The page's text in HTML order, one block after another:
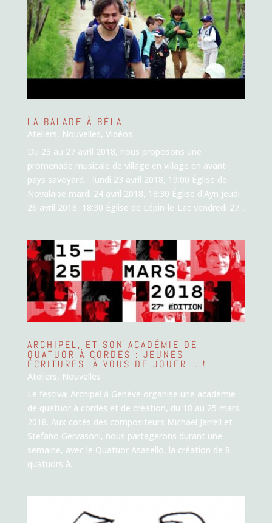
LA BALADE À BÉLA
Ateliers, Nouvelles, Vidéos
Du 23 au 27 avril 2018, nous proposons une
promenade musicale de village en village en avant-
pays savoyard. lundi 23 avril 2018, 19:00 Église de
Novalaise mardi 24 avril 2018, 18:30 Église d'Ayn jeudi
26 avril 2018, 18:30 Église de Lépin-le-Lac vendredi 27...
ARCHIPEL, ET SON ACADÉMIE DE
QUATUOR À CORDES : JEUNES
ÉCRITURES, À VOUS DE JOUER .. !
Ateliers, Nouvelles
Le festival Archipel à Genève organise une académie
de quatuor à cordes et de création, du 18 au 25 mars
2018. Aux cotés des compositeurs Michael Jarrell et
Stefano Gervasoni, nous partagerons durant une
semaine, avec le Quatuor Asasello, la création de 8
quatuors à...